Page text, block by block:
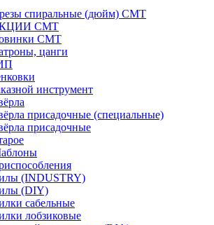
спиральные (дюйм) СМТ
СМТ
CMT
цанги
инструмент
присадочные (специальные)
присадочные
(INDUSTRY)
(DIY)
сабельные
лобзиковые